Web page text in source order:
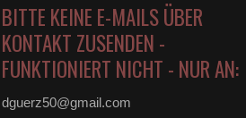
BITTE KEINE E-MAILS ÜBER
KONTAKT ZUSENDEN -
FUNKTIONIERT NICHT - NUR AN:
dguerz50@gmail.com